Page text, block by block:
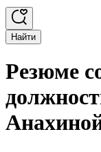
Найти
Резюме